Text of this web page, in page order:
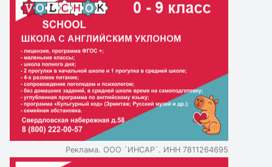
частных школ Москвы включает TOP IT SCHOOL,
Европейскую гимназию, Школу Сотрудничества,
Частную школу Пироговская, Ломоносовскую школу,
Наследник, Президент, Интеграцию XXI век, Самсон,
Международную гимназию Сколково, Московскую
экономическую школу. При оценке школ учитываются
уровень цен, удобство оплаты, транспортная
доступность, популярность, педагогический состав,
дополнительное образование, качество обучения,
комфорт обучения, оценки пользователей,
информативность сайта, условия поступления.
Реклама. ООО `ИНСАР`. ИНН 7811264695